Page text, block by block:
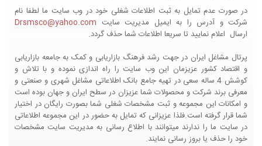
در صورت عدم تمایل به ثبت اطلاعات شغلی خود در وب سایت ما لطفا نام
شرکت و آدرس را به ایمیل مدیریت سایت Drsmsco@yahoo.com
ارسال اعلام نمایید تا سریعا اطلاعات شما حذف گردد.
پرتال مشاغل ایران در جهت رشد فرهنگ بازاریابی و کمک به جامعه بازاریابی
و اقتصاد کشور عزیزمان این وب سایت را راه اندازی نموده و با تلاش و
کوشش 4 ساله سعی در تهیه جامع بانک اطلاعاتی مشاغل شهری و صنعتی و
معرفی برند شرکت و محصولات شما عزیزان در سطح ایران و جهان بوده است
و امکانات این مجموعه و ثبت مشخصات شغلی شما بصورت رایگان در اختیار
شما قرار گرفته است.فلذا عزیزانی که تمایل به حضور در این مجموعه اطلاعاتی
در سایت ما را ندارند میتوانند با اطلاع رسانی به مدیریت سایت مشخصات
خود را حذف یا بروز رسانی نمایند.